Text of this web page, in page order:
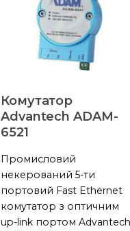
Комутатор
Advantech ADAM-
6521
Промисловий
некерований 5-ти
портовий Fast Ethernet
комутатор з оптичним
up-link портом Advantech